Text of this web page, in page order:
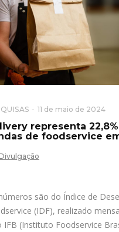
11 de maio de 2024
representa
de foodservice
Divulgação
são do Índice de
(IDF), realizado
IFB (Instituto Foodservice